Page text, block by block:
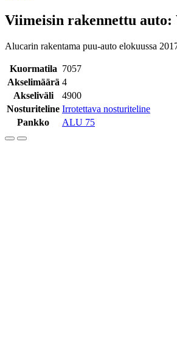
Viimeisin rakennettu auto:
Alucarin rakentama puu-auto elokuussa
Kuormatila 7057
Akselimäärä 4
Akseliväli
4900
Nosturiteline Irrotettava nosturiteline
Pankko
ALU 75